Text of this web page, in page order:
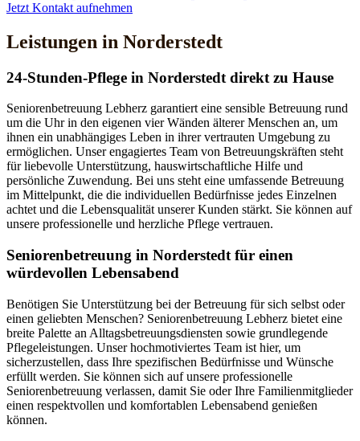
Jetzt Kontakt aufnehmen
Leistungen in Norderstedt
24-Stunden-Pflege in Norderstedt direkt zu Hause
Seniorenbetreuung Lebherz garantiert eine sensible Betreuung rund
um die Uhr in den eigenen vier Wänden älterer Menschen an, um
ihnen ein unabhängiges Leben in ihrer vertrauten Umgebung zu
ermöglichen. Unser engagiertes Team von Betreuungskräften steht
für liebevolle Unterstützung, hauswirtschaftliche Hilfe und
persönliche Zuwendung. Bei uns steht eine umfassende Betreuung
im Mittelpunkt, die die individuellen Bedürfnisse jedes Einzelnen
achtet und die Lebensqualität unserer Kunden stärkt. Sie können auf
unsere professionelle und herzliche Pflege vertrauen.
Senioren­betreuung in Norderstedt für einen
würdevollen Lebensabend
Benötigen Sie Unterstützung bei der Betreuung für sich selbst oder
einen geliebten Menschen? Seniorenbetreuung Lebherz bietet eine
breite Palette an Alltagsbetreuungsdiensten sowie grundlegende
Pflegeleistungen. Unser hochmotiviertes Team ist hier, um
sicherzustellen, dass Ihre spezifischen Bedürfnisse und Wünsche
erfüllt werden. Sie können sich auf unsere professionelle
Seniorenbetreuung verlassen, damit Sie oder Ihre Familienmitglieder
einen respektvollen und komfortablen Lebensabend genießen
können.